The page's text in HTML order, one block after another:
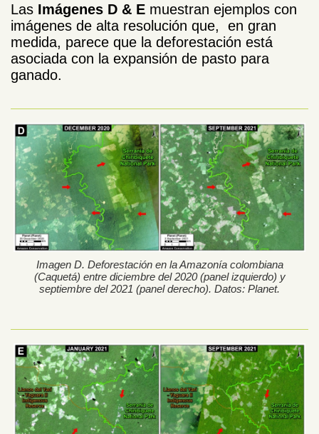
Las Imágenes D & E muestran ejemplos con
imágenes de alta resolución que, en gran
medida, parece que la deforestación está
asociada con la expansión de pasto para
ganado.
Imagen D. Deforestación en la Amazonía colombiana
(Caquetá) entre diciembre del 2020 (panel izquierdo) y
septiembre del 2021 (panel derecho). Datos: Planet.